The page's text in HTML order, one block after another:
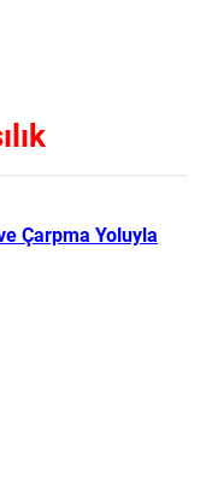
Çarpma Yoluyla